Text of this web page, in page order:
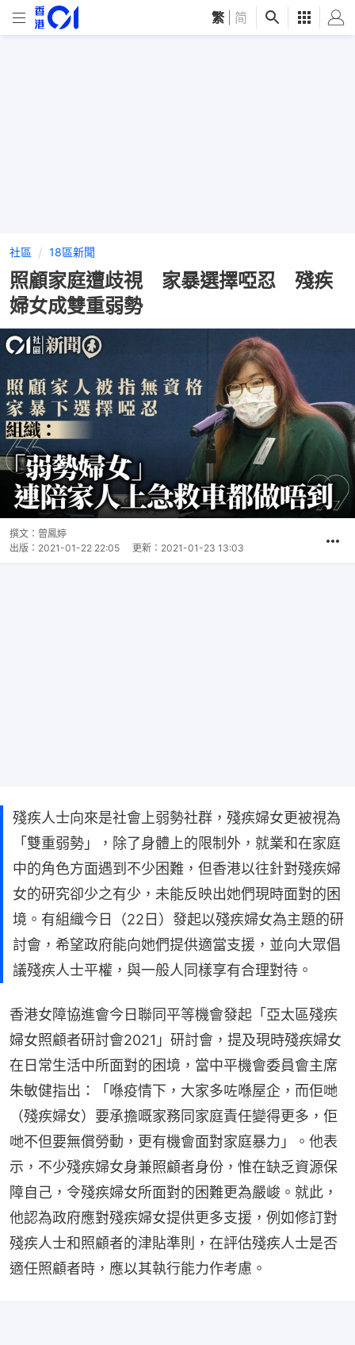
繁 简
社區 18區新聞
照顧家庭遭歧視 家暴選擇啞忍 殘疾
婦女成雙重弱勢
撰文： 曾鳳婷
出版： 2021-01-22 22:05 更新： 2021-01-23 13:03
殘疾人士向來是社會上弱勢社群，殘疾婦女更被視為
「雙重弱勢」，除了身體上的限制外，就業和在家庭
中的角色方面遇到不少困難，但香港以往針對殘疾婦
女的研究卻少之有少，未能反映出她們現時面對的困
境。有組織今日（22日）發起以殘疾婦女為主題的研
討會，希望政府能向她們提供適當支援，並向大眾倡
議殘疾人士平權，與一般人同樣享有合理對待。
香港女障協進會今日聯同平等機會發起「亞太區殘疾
婦女照顧者研討會2021」​研討會，提及現時殘疾婦女
在日常生活中所面對的困境，當中平機會委員會主席
朱敏健指出：「喺疫情下，大家多咗喺屋企，而佢哋
（殘疾婦女）要承擔嘅家務同家庭責任變得更多，佢
哋不但要無償勞動，更有機會面對家庭暴力」。他表
示，不少殘疾婦女身兼照顧者身份，惟在缺乏資源保
障自己，令殘疾婦女所面對的困難更為嚴峻。就此，
他認為政府應對殘疾婦女提供更多支援，例如修訂對
殘疾人士和照顧者的津貼準則，在評估殘疾人士是否
適任照顧者時，應以其執行能力作考慮。